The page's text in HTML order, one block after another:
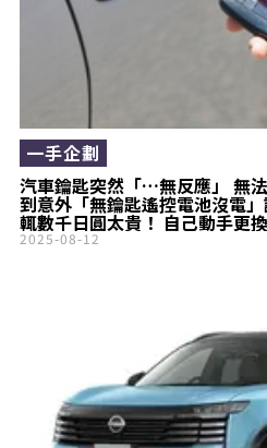
汽車鑰匙突然「…無反應」 無
到意外「無鑰匙遙控電池沒電
輒數千日圓太貴！ 自己動手更
一手企劃
2025-08-12